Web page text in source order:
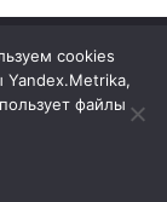
cookies
Yandex.Metrika,
файлы